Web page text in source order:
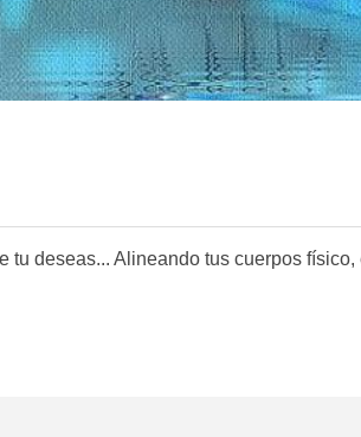
deseas... Alineando tus cuerpos